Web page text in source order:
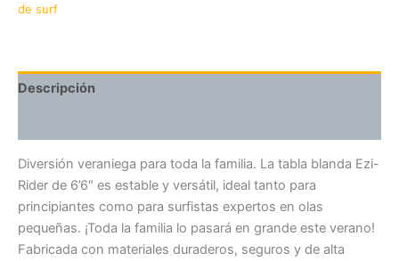
de surf
Descripción
Diversión veraniega para toda la familia. La tabla blanda Ezi-
Rider de 6’6″ es estable y versátil, ideal tanto para
principiantes como para surfistas expertos en olas
pequeñas. ¡Toda la familia lo pasará en grande este verano!
Fabricada con materiales duraderos, seguros y de alta